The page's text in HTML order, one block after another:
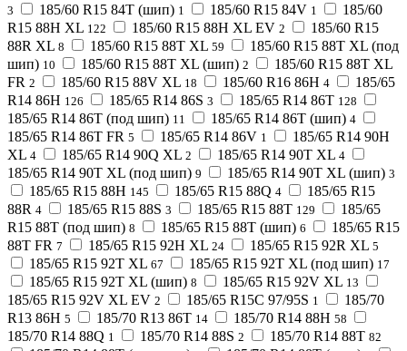
3 185/60 R15 84T (шип) 1 185/60 R15 84V 1
185/60
R15 88H XL 122 185/60 R15 88H XL EV 2
185/60 R15
88R XL 8 185/60 R15 88T XL 59
185/60 R15 88T XL (под
шип) 10 185/60 R15 88T XL (шип) 2
185/60 R15 88T XL
FR 2 185/60 R15 88V XL 18 185/60 R16 86H 4
185/65
R14 86H 126 185/65 R14 86S 3 185/65 R14 86T 128
185/65 R14 86T (под шип) 11 185/65 R14 86T (шип) 4
185/65 R14 86T FR 5 185/65 R14 86V 1
185/65 R14 90H
XL 4 185/65 R14 90Q XL 2 185/65 R14 90T XL 4
185/65 R14 90T XL (под шип) 9 185/65 R14 90T XL (шип) 3
185/65 R15 88H 145 185/65 R15 88Q 4
185/65 R15
88R 4 185/65 R15 88S 3 185/65 R15 88T 129
185/65
R15 88T (под шип) 8 185/65 R15 88T (шип) 6
185/65 R15
88T FR 7 185/65 R15 92H XL 24 185/65 R15 92R XL 5
185/65 R15 92T XL 67 185/65 R15 92T XL (под шип) 17
185/65 R15 92T XL (шип) 8 185/65 R15 92V XL 13
185/65 R15 92V XL EV 2 185/65 R15C 97/95S 1
185/70
R13 86H 5 185/70 R13 86T 14 185/70 R14 88H 58
185/70 R14 88Q 1 185/70 R14 88S 2 185/70 R14 88T 82